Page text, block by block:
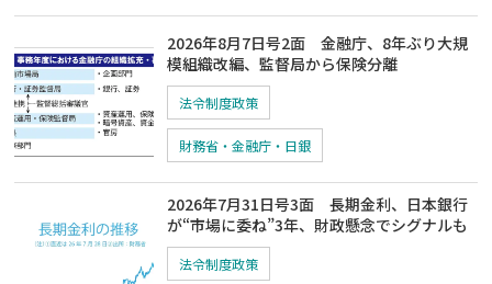
2026年8月7日号2面 金融庁、8年ぶり大規
模組織改編、監督局から保険分離
法令制度政策
財務省・金融庁・日銀
2026年7月31日号3面 長期金利、日本銀行
が“市場に委ね”3年、財政懸念でシグナルも
法令制度政策